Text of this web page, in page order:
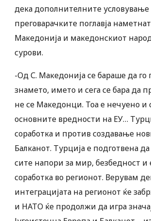
дека дополнителните
преговарачките поглавја
Македонија и македонскиот
сурови.
-Од С. Македонија се бараше да
знамето, името и сега се бара да
не се Македонци. Тоа е нечуено и
основните вредности на ЕУ…
соработка и против создавање
Балканот. Турција е подготвена
сите напори за мир, безбедност и
соработка во регионот. Верувам
интеграцијата на регионот ќе
и НАТО ќе продолжи да игра